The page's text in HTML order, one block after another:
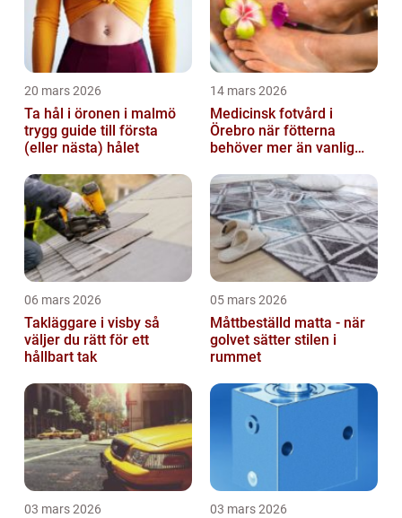
20 mars 2026
Ta hål i öronen i malmö
trygg guide till första
(eller nästa) hålet
14 mars 2026
Medicinsk fotvård i
Örebro när fötterna
behöver mer än vanlig
06 mars 2026
Takläggare i visby så
väljer du rätt för ett
hållbart tak
05 mars 2026
Måttbeställd matta - när
golvet sätter stilen i
rummet
03 mars 2026 03 mars 2026